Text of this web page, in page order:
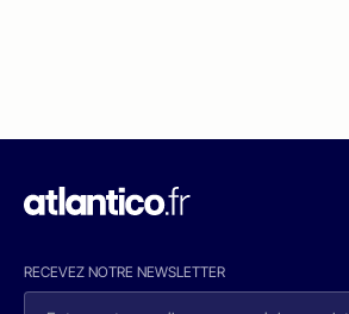
RECEVEZ NOTRE NEWSLETTER